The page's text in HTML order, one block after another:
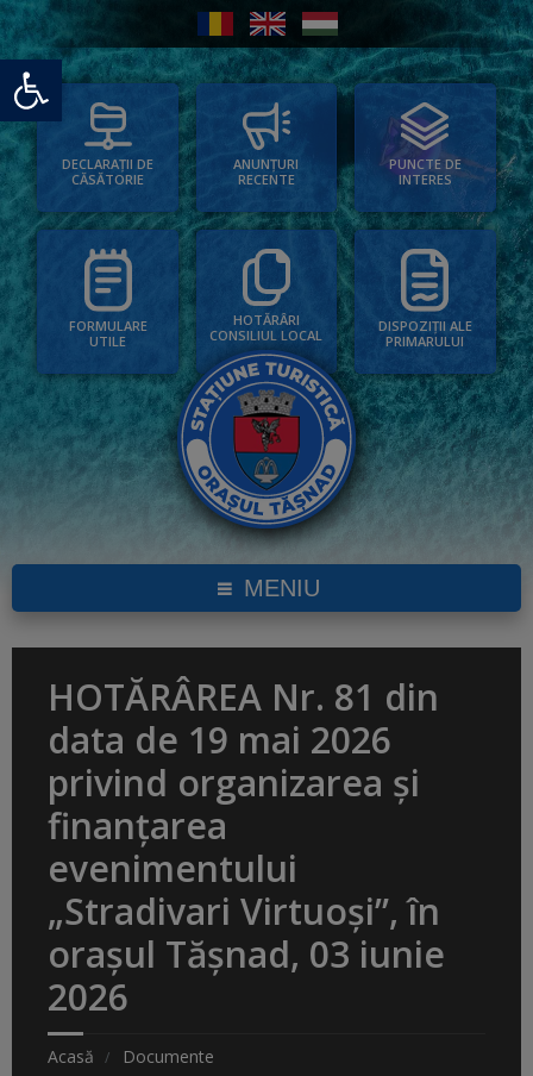
Deschide bara de unelte
DECLARAȚII DE
CĂSĂTORIE
ANUNȚURI
RECENTE
PUNCTE DE
INTERES
FORMULARE
UTILE
HOTĂRÂRI
CONSILIUL LOCAL
DISPOZIȚII ALE
PRIMARULUI
MENIU
HOTĂRÂREA Nr. 81 din
data de 19 mai 2026
privind organizarea și
finanțarea
evenimentului
„Stradivari Virtuoși”, în
orașul Tășnad, 03 iunie
2026
Acasă Documente